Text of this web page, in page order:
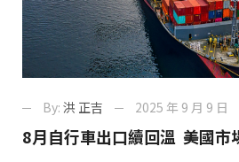
By: 洪 正吉 2025 年 9 月 9 日
8月自行車出口續回溫 美國市